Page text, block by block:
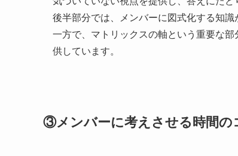
後半部分では、メンバーに図式化する知識
一方で、マトリックスの軸という重要な
供しています。
③メンバーに考えさせる時間の